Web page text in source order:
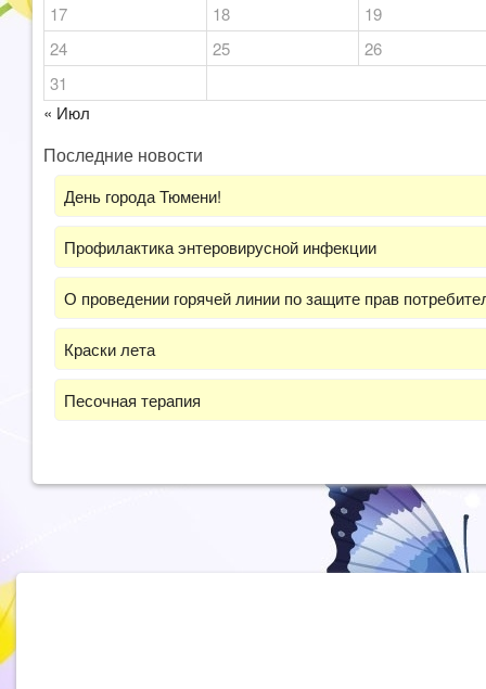
17
18
19
24
25
26
31
« Июл
Последние новости
День города Тюмени!
Профилактика энтеровирусной инфекции
О проведении горячей линии по защите прав
Краски лета
Песочная терапия